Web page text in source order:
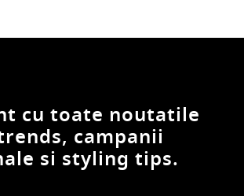
cu toate noutatile
campanii
si styling tips.